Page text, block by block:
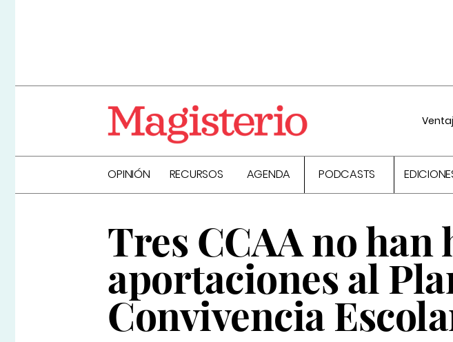
OPINIÓN RECURSOS AGENDA PODCASTS
Tres CCAA no han
aportaciones al
Convivencia